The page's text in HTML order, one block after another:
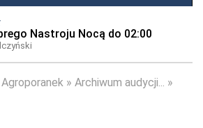
Nastroju Nocą do 02:00
Agroporanek
Archiwum audycji...